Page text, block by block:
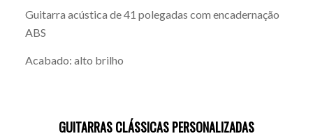
Guitarra acústica de 41 polegadas com encadernação
ABS
Acabado: alto brilho
GUITARRAS CLÁSSICAS PERSONALIZADAS